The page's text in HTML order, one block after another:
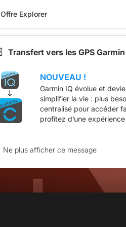
Offre Explorer
Transfert vers les GPS Garmin
NOUVEAU !
Garmin IQ évolue et
simplifier la vie : plus
centralisé pour accéder
profitez d’une
Ne plus afficher ce message